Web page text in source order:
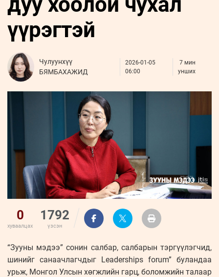
Бүртгүүлэх
Бизнес
Leaderships
forum
ФОТО
ҮНДЭСНИЙ
МЭДЭЭЛЛИЙН
ВИДЕО
үүрэгтэй
Чулуунхүү
БЯМБАХАЖИД
2026-01-05
06:00
7 мин
унших
0
хуваалцах
1792
үзсэн
“Зууны мэдээ” сонин салбар, салбарын тэргүүлэгчид,
шинийг санаачлагчдыг Leaderships forum” буландаа
урьж, Монгол Улсын хөгжлийн гарц, боломжийн талаар